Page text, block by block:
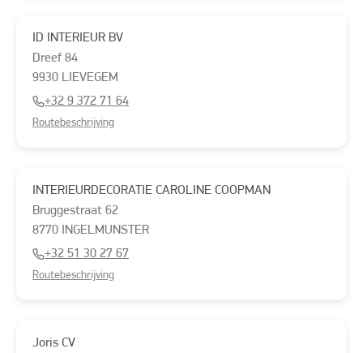
ID INTERIEUR BV
Dreef 84
9930 LIEVEGEM
+32 9 372 71 64
Routebeschrijving
INTERIEURDECORATIE CAROLINE COOPMAN
Bruggestraat 62
8770
INGELMUNSTER
+32 51 30 27 67
Routebeschrijving
Joris CV